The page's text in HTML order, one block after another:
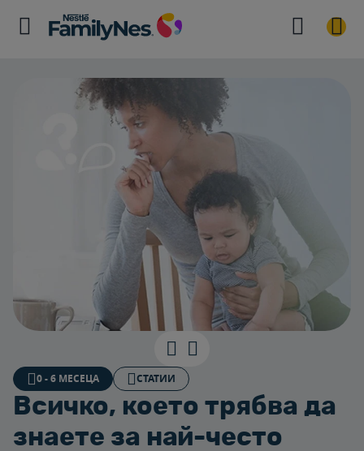
0 - 6 МЕСЕЦА СТАТИИ
Всичко, което трябва да
знаете за най-често